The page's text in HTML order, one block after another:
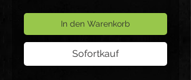
In den Warenkorb
Sofortkauf